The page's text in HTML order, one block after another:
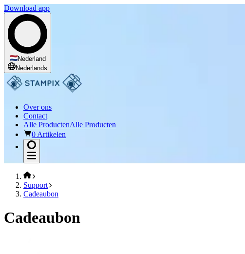
Download app
Nederland
Nederlands
Over ons
Contact
Alle ProductenAlle Producten
0 Artikelen
Support
Cadeaubon
Cadeaubon